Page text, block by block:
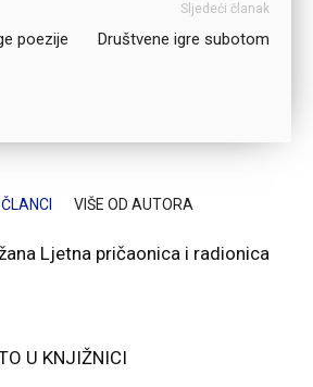
poezije
Sljedeći članak
Društvene igre subotom
VIŠE OD AUTORA
Ljetna pričaonica i radionica
U KNJIŽNICI